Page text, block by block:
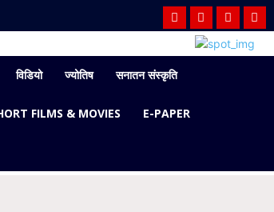
विडियो ज्योतिष सनातन संस्कृति
FILMS & MOVIES E-PAPER